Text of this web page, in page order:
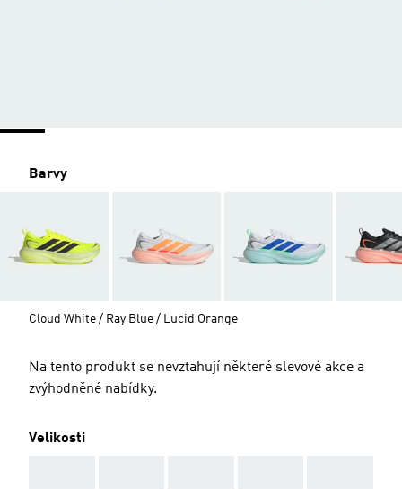
Barvy
Cloud White / Ray Blue / Lucid Orange
Na tento produkt se nevztahují některé slevové akce a
zvýhodněné nabídky.
Velikosti